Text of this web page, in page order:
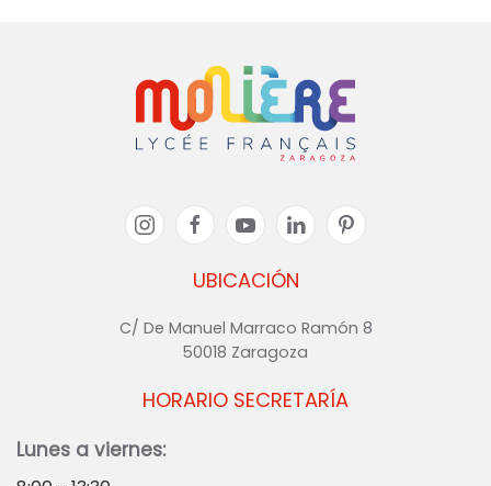
UBICACIÓN
C/ De Manuel Marraco Ramón 8
50018 Zaragoza
HORARIO SECRETARÍA
Lunes a viernes: